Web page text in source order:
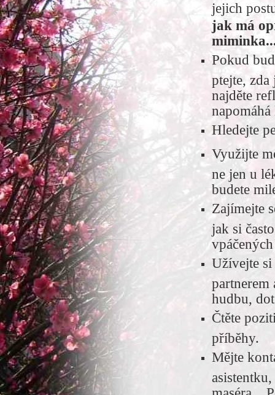
jejich
jak má
Pokud
ptejte, zda
najděte
Hledejte
Využijte
ne jen u
budete
Zajímejte
jak si
Užívejte
partnerem
hudbu,
Čtěte
příběhy.
Mějte
maséra...